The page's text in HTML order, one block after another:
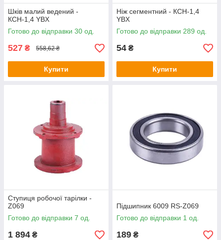
Шків малий ведений -
КСН-1,4 YBX
Готово до відправки 30 од.
527 ₴ 558,62 ₴
Купити
Ніж сегментний - КСН-1,4
YBX
Готово до відправки 289 од.
54 ₴
Купити
Ступиця робочої тарілки -
Z069
Готово до відправки 7 од.
1 894 ₴
Підшипник 6009 RS-Z069
Готово до відправки 1 од.
189 ₴